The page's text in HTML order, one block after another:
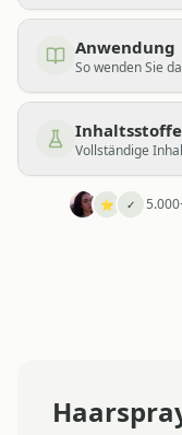
Anwendung
So wenden Sie
Vollständige
⭐ ✓